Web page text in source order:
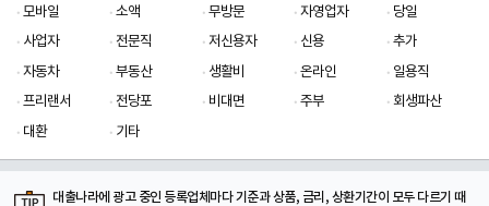
모바일
소액 무방문 자영업자
당일
사업자
전문직 저신용자 신용
추가
자동차
부동산 생활비 온라인
일용직
프리랜서
전당포 비대면 주부
회생파산
대환
기타
대출나라에 광고 중인 등록업체마다 기준과 상품, 금리, 상환기간이 모두 다르기 때